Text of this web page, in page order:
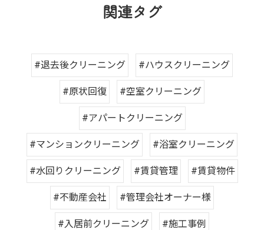
関連タグ
#退去後クリーニング #ハウスクリーニング
#原状回復 #空室クリーニング
#アパートクリーニング
#マンションクリーニング #浴室クリーニング
#水回りクリーニング #賃貸管理 #賃貸物件
#不動産会社 #管理会社オーナー様
#入居前クリーニング #施工事例